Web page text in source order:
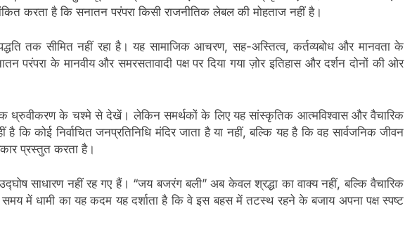
करता है कि सनातन परंपरा किसी राजनीतिक लेबल की मोहताज नहीं है।
तक सीमित नहीं रहा है। यह सामाजिक आचरण, सह-अस्तित्व, कर्तव्यबोध और मानवता के
परंपरा के मानवीय और समरसतावादी पक्ष पर दिया गया ज़ोर इतिहास और दर्शन दोनों की ओर
ध्रुवीकरण के चश्मे से देखें। लेकिन समर्थकों के लिए यह सांस्कृतिक आत्मविश्वास और वैचारिक
है कि कोई निर्वाचित जनप्रतिनिधि मंदिर जाता है या नहीं, बल्कि यह है कि वह सार्वजनिक जीवन
प्रस्तुत करता है।
साधारण नहीं रह गए हैं। “जय बजरंग बली” अब केवल श्रद्धा का वाक्य नहीं, बल्कि वैचारिक
में धामी का यह कदम यह दर्शाता है कि वे इस बहस में तटस्थ रहने के बजाय अपना पक्ष स्पष्ट